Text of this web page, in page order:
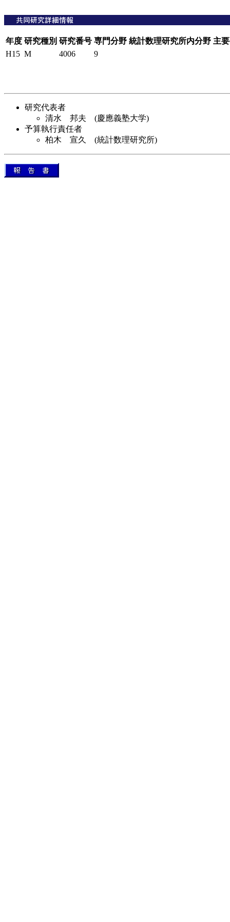
年度 研究種別 研究番号 専門分野 統計数理研究所内分野 主
H15 M 4006 9
研究代表者
清水 邦夫 (慶應義塾大学)
予算執行責任者
柏木 宣久 (統計数理研究所)